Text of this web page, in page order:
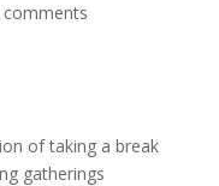
comments
of taking a break
gatherings